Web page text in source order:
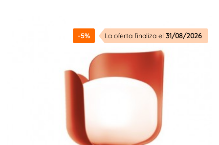
-5% La oferta finaliza el 31/08/2026